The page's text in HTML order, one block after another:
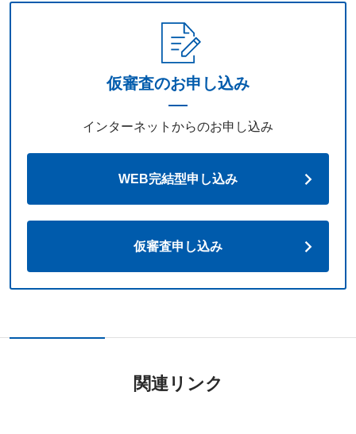
仮審査のお申し込み
インターネットからのお申し込み
WEB完結型申し込み
仮審査申し込み
関連リンク